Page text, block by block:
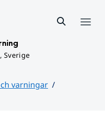
Sverige
varningar